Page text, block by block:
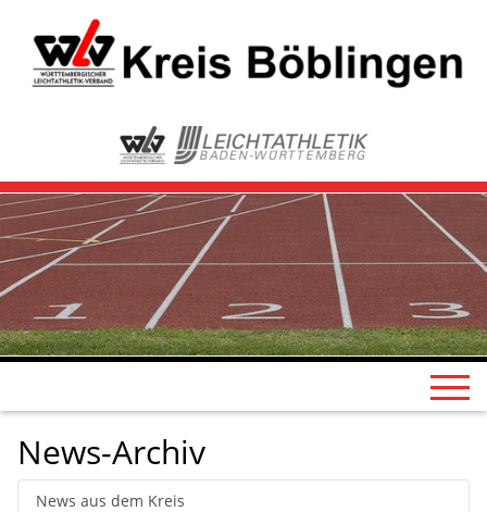
News-Archiv
News aus dem Kreis